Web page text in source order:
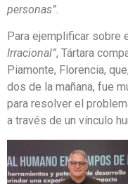
personas”.
Para ejemplificar sobre
Irracional”, Tártara
Piamonte, Florencia,
dos de la mañana, fue
para resolver el
a través de un vínculo